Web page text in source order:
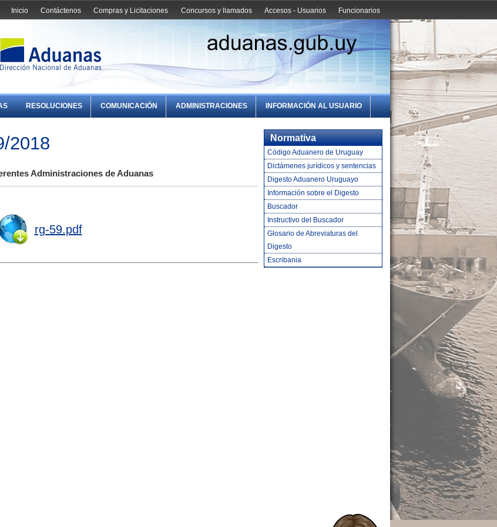
Funcionarios
Accesos - Usuarios
Concursos y llamados
Compras y Licitaciones
Contáctenos
Inicio
RESOLUCIONES COMUNICACIÓN ADMINISTRACIONES INFORMACIÓN AL USUARIO
2018
Administraciones de Aduanas
rg-59.pdf
Normativa
Código Aduanero de Uruguay
Dictámenes jurídicos y sentencias
Digesto Aduanero Uruguayo
Información sobre el Digesto
Buscador
Instructivo del Buscador
Glosario de Abreviaturas del
Digesto
Escribania